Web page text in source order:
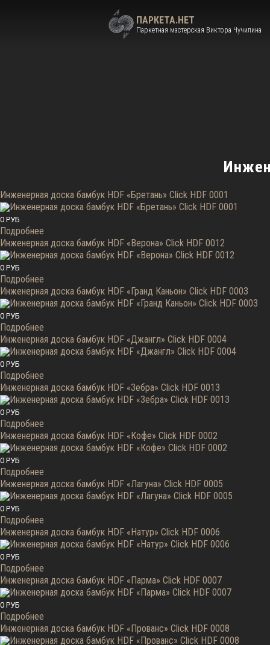
ПАРКЕТА.НЕТ
Паркетная мастерская Виктора Чучилина
Инженерная доска бамбук HDF «Бретань» Click HDF 0001
0 РУБ
Подробнее
Инженерная доска бамбук HDF «Верона» Click HDF 0012
0 РУБ
Подробнее
Инженерная доска бамбук HDF «Гранд Каньон» Click HDF 0003
0 РУБ
Подробнее
Инженерная доска бамбук HDF «Джангл» Click HDF 0004
0 РУБ
Подробнее
Инженерная доска бамбук HDF «Зебра» Click HDF 0013
0 РУБ
Подробнее
Инженерная доска бамбук HDF «Кофе» Click HDF 0002
0 РУБ
Подробнее
Инженерная доска бамбук HDF «Лагуна» Click HDF 0005
0 РУБ
Подробнее
Инженерная доска бамбук HDF «Натур» Click HDF 0006
0 РУБ
Подробнее
Инженерная доска бамбук HDF «Парма» Click HDF 0007
0 РУБ
Подробнее
Инженерная доска бамбук HDF «Прованс» Click HDF 0008